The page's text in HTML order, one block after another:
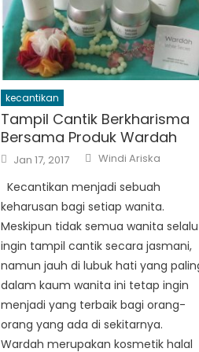
kecantikan
Tampil Cantik Berkharisma
Bersama Produk Wardah
Posted
on
Jan 17, 2017 Author
Windi Ariska
Kecantikan menjadi sebuah
keharusan bagi setiap wanita.
Meskipun tidak semua wanita selalu
ingin tampil cantik secara jasmani,
namun jauh di lubuk hati yang
dalam kaum wanita ini tetap ingin
menjadi yang terbaik bagi orang-
orang yang ada di sekitarnya.
Wardah merupakan kosmetik halal